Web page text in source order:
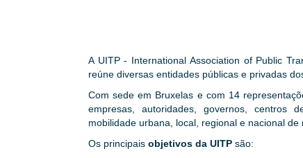
A UITP - International Association of Public
reúne diversas entidades públicas e privadas
Com sede em Bruxelas e com 14
empresas, autoridades, governos, centros
mobilidade urbana, local, regional e nacional
Os principais objetivos da UITP são: